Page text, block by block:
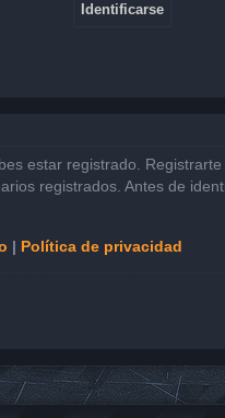
estar registrado.
registrados. Antes de
| Política de privacidad